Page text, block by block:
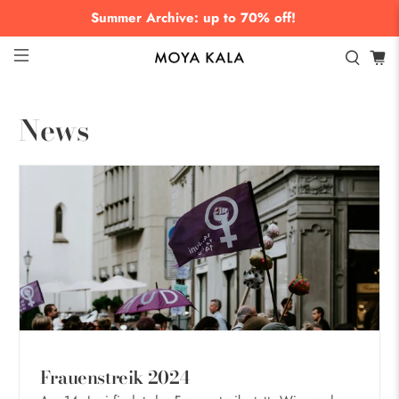
Summer Archive: up to 70% off!
News
Frauenstreik 2024